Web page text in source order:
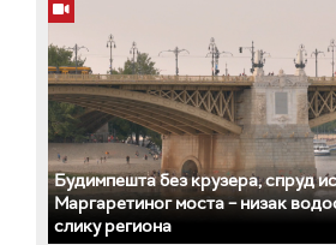
Будимпешта без крузера, спруд
Маргаретиног моста – низак
слику региона